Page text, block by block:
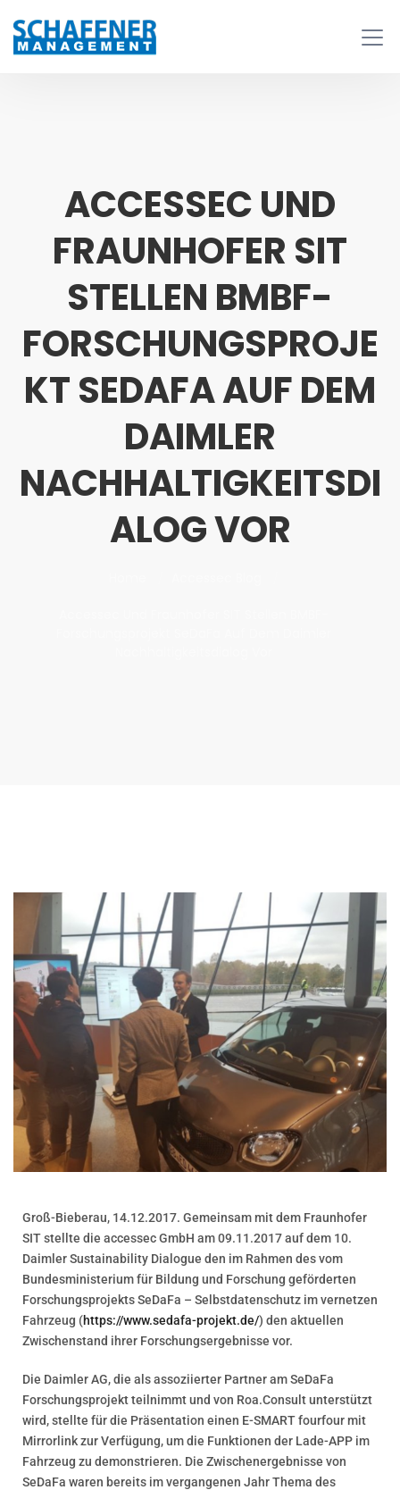
ACCESSEC UND
FRAUNHOFER SIT
STELLEN BMBF-
FORSCHUNGSPROJE
KT SEDAFA AUF DEM
DAIMLER
NACHHALTIGKEITSDI
ALOG VOR
Groß-Bieberau, 14.12.2017. Gemeinsam mit dem Fraunhofer
SIT stellte die accessec GmbH am 09.11.2017 auf dem 10.
Daimler Sustainability Dialogue den im Rahmen des vom
Bundesministerium für Bildung und Forschung geförderten
Forschungsprojekts SeDaFa – Selbstdatenschutz im vernetzen
Fahrzeug (https://www.sedafa-projekt.de/) den aktuellen
Zwischenstand ihrer Forschungsergebnisse vor.
Die Daimler AG, die als assoziierter Partner am SeDaFa
Forschungsprojekt teilnimmt und von Roa.Consult unterstützt
wird, stellte für die Präsentation einen E-SMART fourfour mit
Mirrorlink zur Verfügung, um die Funktionen der Lade-APP im
Fahrzeug zu demonstrieren. Die Zwischenergebnisse von
SeDaFa waren bereits im vergangenen Jahr Thema des